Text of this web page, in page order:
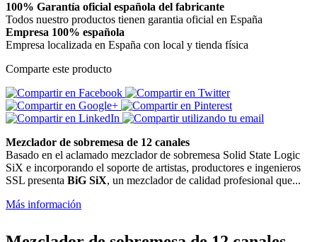
100% Garantía oficial española del fabricante
Todos nuestro productos tienen garantia oficial en España
Empresa 100% española
Empresa localizada en España con local y tienda física
Comparte este producto
Mezclador de sobremesa de 12 canales
Basado en el aclamado mezclador de sobremesa Solid State Logic
SiX e incorporando el soporte de artistas, productores e ingenieros
SSL presenta BiG SiX, un mezclador de calidad profesional que...
Más información